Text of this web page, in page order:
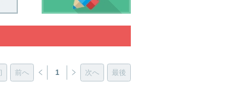
前へ 1 次へ 最後